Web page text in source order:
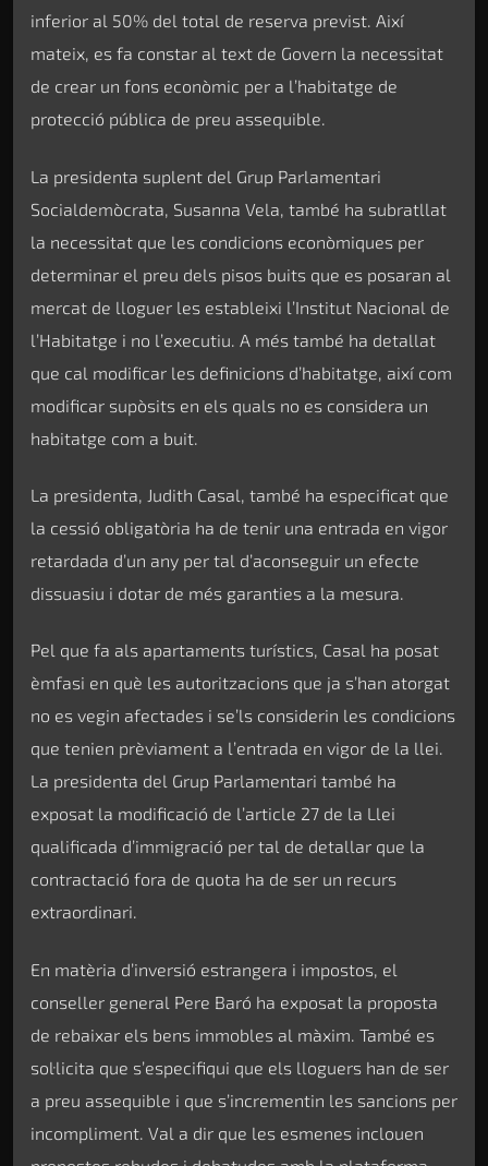
inferior al 50% del total de reserva previst. Així
mateix, es fa constar al text de Govern la necessitat
de crear un fons econòmic per a l’habitatge de
protecció pública de preu assequible.
La presidenta suplent del Grup Parlamentari
Socialdemòcrata, Susanna Vela, també ha subratllat
la necessitat que les condicions econòmiques per
determinar el preu dels pisos buits que es posaran al
mercat de lloguer les estableixi l’Institut Nacional de
l’Habitatge i no l’executiu. A més també ha detallat
que cal modificar les definicions d’habitatge, així com
modificar supòsits en els quals no es considera un
habitatge com a buit.
La presidenta, Judith Casal, també ha especificat que
la cessió obligatòria ha de tenir una entrada en vigor
retardada d’un any per tal d’aconseguir un efecte
dissuasiu i dotar de més garanties a la mesura.
Pel que fa als apartaments turístics, Casal ha posat
èmfasi en què les autoritzacions que ja s’han atorgat
no es vegin afectades i se’ls considerin les condicions
que tenien prèviament a l’entrada en vigor de la llei.
La presidenta del Grup Parlamentari també ha
exposat la modificació de l’article 27 de la Llei
qualificada d’immigració per tal de detallar que la
contractació fora de quota ha de ser un recurs
extraordinari.
En matèria d’inversió estrangera i impostos, el
conseller general Pere Baró ha exposat la proposta
de rebaixar els bens immobles al màxim. També es
sol·licita que s’especifiqui que els lloguers han de ser
a preu assequible i que s’incrementin les sancions per
incompliment. Val a dir que les esmenes inclouen